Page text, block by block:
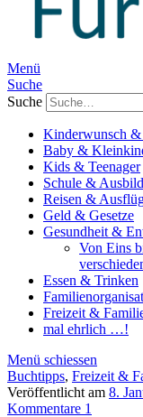
Menü
Suche
Suche
Kinderwunsch &
Baby &
Kids & Teenager
Schule &
Reisen &
Geld & Gesetze
Gesundheit &
Von Eins
Essen & Trinken
Freizeit &
mal ehrlich …!
Menü schiessen
Buchtipps, Freizeit &
Veröffentlicht am 8.
Kommentare 1